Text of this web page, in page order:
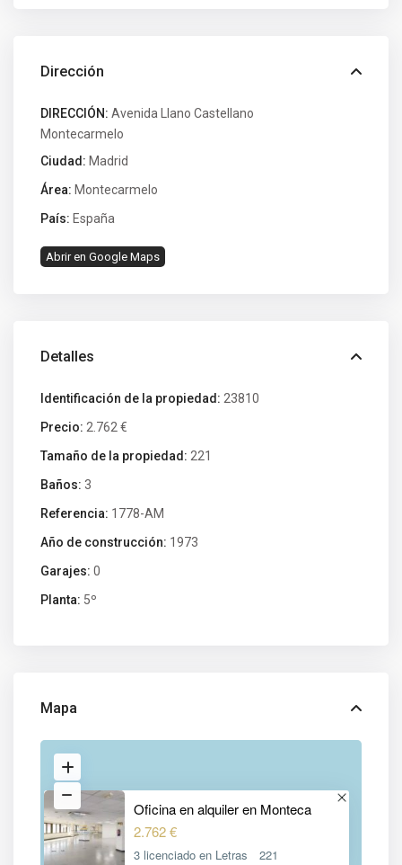
Dirección
DIRECCIÓN: Avenida Llano Castellano
Montecarmelo
Ciudad: Madrid
Área: Montecarmelo
País: España
Abrir en Google Maps
Detalles
Identificación de la propiedad: 23810
Precio: 2.762 €
Tamaño de la propiedad: 221
Baños: 3
Referencia: 1778-AM
Año de construcción: 1973
Garajes: 0
Planta: 5º
Mapa
Oficina en alquiler en Monteca
2.762 €
3 licenciado en Letras 221